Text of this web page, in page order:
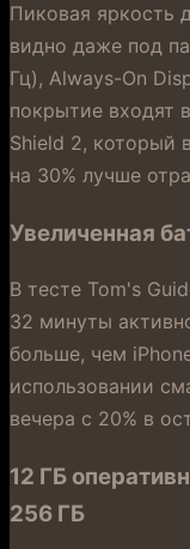
Пиковая яркость
видно даже под
Гц), Always-On
покрытие входят
Shield 2, который
на 30% лучше
Увеличенная
В тесте Tom's
32 минуты
больше, чем
использовании
вечера с 20% в
12 ГБ
256 ГБ